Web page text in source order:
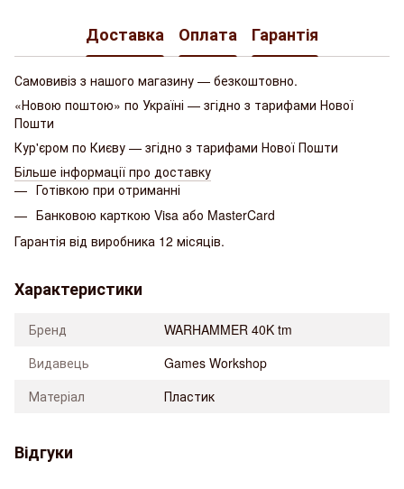
Доставка Оплата Гарантія
Самовивіз з нашого магазину — безкоштовно.
«Новою поштою» по Україні — згідно з тарифами Нової
Пошти
Кур'єром по Києву — згідно з тарифами Нової Пошти
Більше інформації про доставку
Готівкою при отриманні
Банковою карткою Visa або MasterCard
Гарантія від виробника 12 місяців.
Характеристики
Бренд
WARHAMMER 40K tm
Видавець
Games Workshop
Матеріал
Пластик
Відгуки